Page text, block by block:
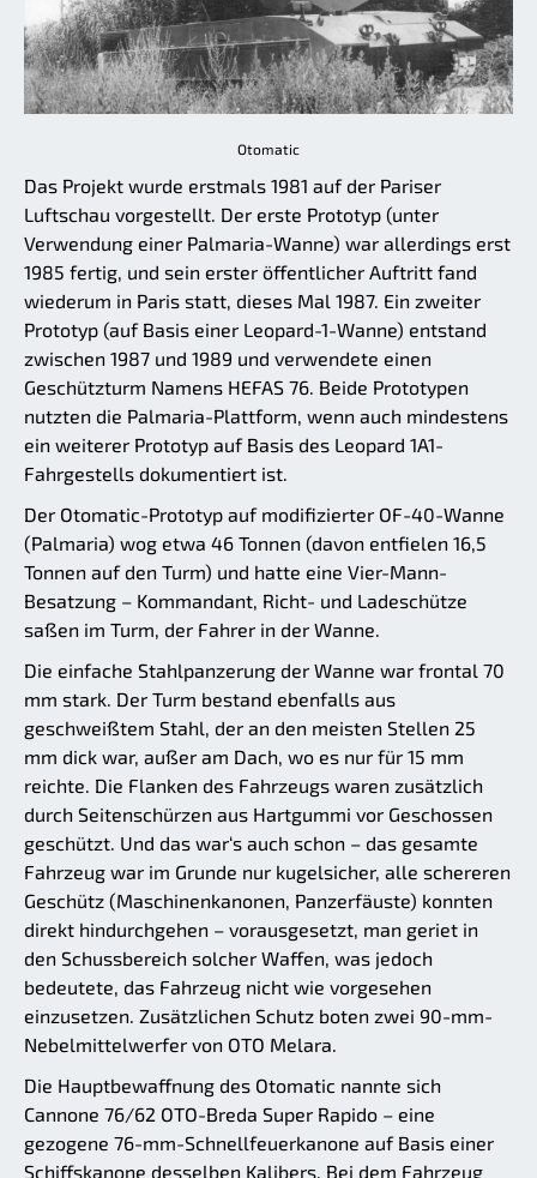
Otomatic
Das Projekt wurde erstmals 1981 auf der Pariser
Luftschau vorgestellt. Der erste Prototyp (unter
Verwendung einer Palmaria-Wanne) war allerdings erst
1985 fertig, und sein erster öffentlicher Auftritt fand
wiederum in Paris statt, dieses Mal 1987. Ein zweiter
Prototyp (auf Basis einer Leopard-1-Wanne) entstand
zwischen 1987 und 1989 und verwendete einen
Geschützturm Namens HEFAS 76. Beide Prototypen
nutzten die Palmaria-Plattform, wenn auch mindestens
ein weiterer Prototyp auf Basis des Leopard 1A1-
Fahrgestells dokumentiert ist.
Der Otomatic-Prototyp auf modifizierter OF-40-Wanne
(Palmaria) wog etwa 46 Tonnen (davon entfielen 16,5
Tonnen auf den Turm) und hatte eine Vier-Mann-
Besatzung – Kommandant, Richt- und Ladeschütze
saßen im Turm, der Fahrer in der Wanne.
Die einfache Stahlpanzerung der Wanne war frontal 70
mm stark. Der Turm bestand ebenfalls aus
geschweißtem Stahl, der an den meisten Stellen 25
mm dick war, außer am Dach, wo es nur für 15 mm
reichte. Die Flanken des Fahrzeugs waren zusätzlich
durch Seitenschürzen aus Hartgummi vor Geschossen
geschützt. Und das war‘s auch schon – das gesamte
Fahrzeug war im Grunde nur kugelsicher, alle schereren
Geschütz (Maschinenkanonen, Panzerfäuste) konnten
direkt hindurchgehen – vorausgesetzt, man geriet in
den Schussbereich solcher Waffen, was jedoch
bedeutete, das Fahrzeug nicht wie vorgesehen
einzusetzen. Zusätzlichen Schutz boten zwei 90-mm-
Nebelmittelwerfer von OTO Melara.
Die Hauptbewaffnung des Otomatic nannte sich
Cannone 76/62 OTO-Breda Super Rapido – eine
gezogene 76-mm-Schnellfeuerkanone auf Basis einer
Schiffskanone desselben Kalibers. Bei dem Fahrzeug